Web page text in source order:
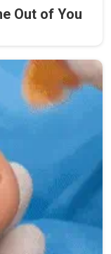
Out of You